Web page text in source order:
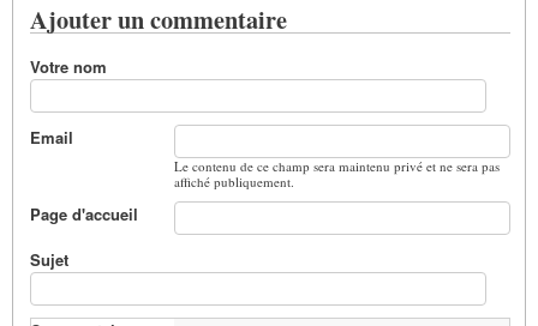
Ajouter un commentaire
Votre nom
Email
Le contenu de ce champ sera maintenu privé et ne sera pas
affiché publiquement.
Page d'accueil
Sujet